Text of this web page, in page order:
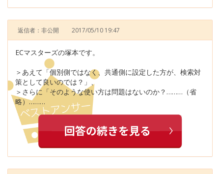
返信者：非公開 2017/05/10 19:47
ECマスターズの塚本です。
＞あえて「個別側ではなく、共通側に設定した方が、検索対
策として良いのでは？」、
＞さらに「そのような使い方は問題はないのか？………（省
略）………